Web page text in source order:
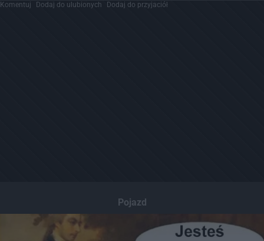
Komentuj Dodaj do ulubionych Dodaj do przyjaciół
Pojazd